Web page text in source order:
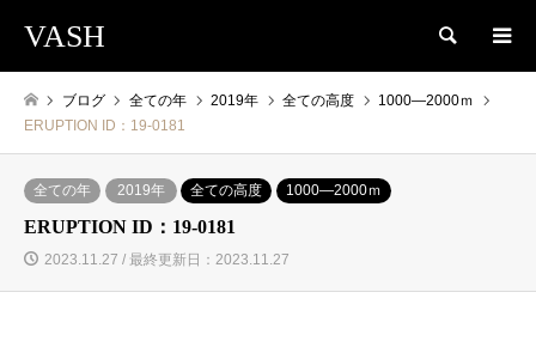
VASH 検索
ブログ 全ての年 2019年 全ての高度
1000―2000ｍ
ERUPTION ID：19-0181
全ての年 2019年 全ての高度 1000―2000ｍ
ERUPTION ID：19-0181
2023.11.27 / 最終更新日：2023.11.27